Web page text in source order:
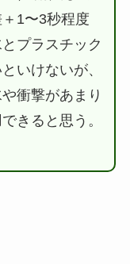
1〜3秒程度
プラスチック
いけないが、
衝撃があまり
きると思う。